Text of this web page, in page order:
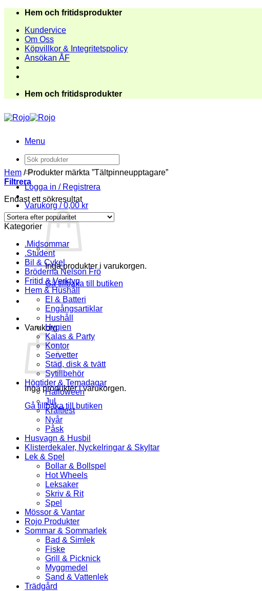
Skip
content
Hem och fritidsprodukter
Kundervice
Om Oss
Köpvillkor & Integritetspolicy
Ansökan ÅF
Hem och fritidsprodukter
Menu
Sök
efter:
Logga in / Registrera
Varukorg /0,00 kr
Inga produkter i varukorgen.
Gå tillbaka till butiken
Varukorg
Inga produkter i varukorgen.
Gå tillbaka till butiken
Hem /Produkter märkta ”Tältpinneupptagare”
Filtrera
Endast ett sökresultat
Kategorier
.Midsommar
.Student
Bil & Cykel
Bröderna Nelson Frö
Fritid & Verktyg
Hem & Hushåll
El & Batteri
Engångsartiklar
Hushåll
Hygien
Kalas & Party
Kontor
Servetter
Städ, disk & tvätt
Sytillbehör
Högtider & Temadagar
Halloween
Jul
Kräftfest
Nyår
Påsk
Husvagn & Husbil
Klisterdekaler, Nyckelringar & Skyltar
Lek & Spel
Bollar & Bollspel
Hot Wheels
Leksaker
Skriv & Rit
Spel
Mössor & Vantar
Rojo Produkter
Sommar & Sommarlek
Bad & Simlek
Fiske
Grill & Picknick
Myggmedel
Sand & Vattenlek
Trädgård